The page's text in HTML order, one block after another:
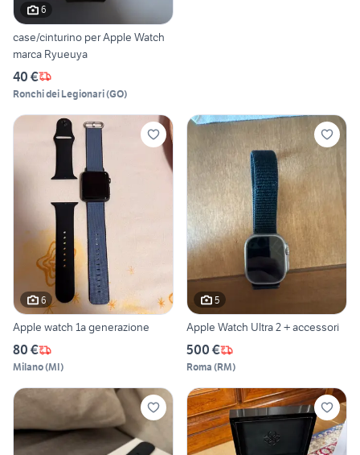
6
case/cinturino per Apple Watch
marca Ryueuya
40 €
Ronchi dei Legionari(GO)
6
Apple watch 1a generazione
80 €
Milano(MI)
5
Apple Watch Ultra 2 + accessori
500 €
Roma (RM)